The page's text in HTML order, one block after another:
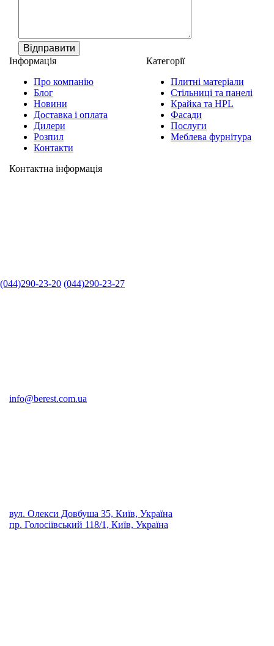
Відправити
Інформація
Про компанію
Блог
Новини
Доставка і оплата
Дилери
Розпил
Контакти
Категорії
Плитні матеріали
Стільниці та панелі
Крайка та HPL
Фасади
Послуги
Меблева фурнітура
Контактна інформація
(044)290-23-20 (044)290-23-27
info@berest.com.ua
вул. Олекси Довбуша 35, Київ, Україна
пр. Голосіївський 118/1, Київ, Україна